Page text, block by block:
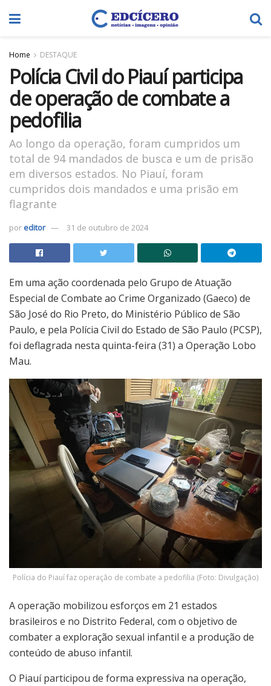
Home DESTAQUE
Polícia Civil do Piauí participa
de operação de combate a
pedofilia
Ao longo da operação, foram cumpridos um
total de 94 mandados de busca e um de prisão
em diversos estados. No Piauí, foram
cumpridos dois mandados e uma prisão em
flagrante
por editor 31 de outubro de 2024
Em uma ação coordenada pelo Grupo de Atuação
Especial de Combate ao Crime Organizado (Gaeco) de
São José do Rio Preto, do Ministério Público de São
Paulo, e pela Polícia Civil do Estado de São Paulo (PCSP),
foi deflagrada nesta quinta-feira (31) a Operação Lobo
Mau.
Polícia do Piauí faz operação de combate a pedofilia (Foto: Divulgação)
A operação mobilizou esforços em 21 estados
brasileiros e no Distrito Federal, com o objetivo de
combater a exploração sexual infantil e a produção de
conteúdo de abuso infantil.
O Piauí participou de forma expressiva na operação,